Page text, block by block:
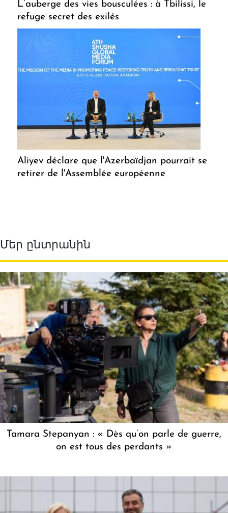
L’auberge des vies bousculées : à Tbilissi, le
refuge secret des exilés
Aliyev déclare que l'Azerbaïdjan pourrait se
retirer de l'Assemblée européenne
Մեր ընտրանին
Tamara Stepanyan : « Dès qu’on parle de guerre,
on est tous des perdants »